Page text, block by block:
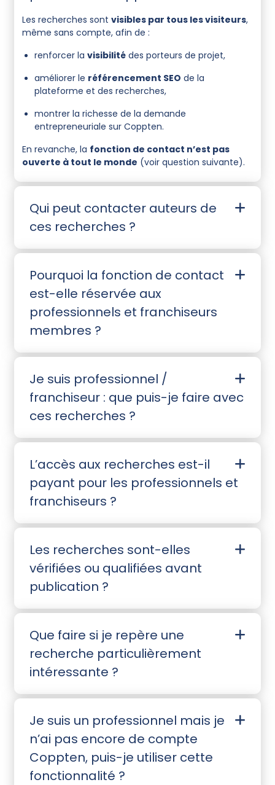
Les recherches sont visibles par tous les visiteurs,
même sans compte, afin de :
renforcer la visibilité des porteurs de projet,
améliorer le référencement SEO de la
plateforme et des recherches,
montrer la richesse de la demande
entrepreneuriale sur Coppten.
En revanche, la fonction de contact n’est pas
ouverte à tout le monde (voir question suivante).
Qui peut contacter auteurs de
ces recherches ?
Pourquoi la fonction de contact
est-elle réservée aux
professionnels et franchiseurs
membres ?
Je suis professionnel /
franchiseur : que puis-je faire avec
ces recherches ?
L’accès aux recherches est-il
payant pour les professionnels et
franchiseurs ?
Les recherches sont-elles
vérifiées ou qualifiées avant
publication ?
Que faire si je repère une
recherche particulièrement
intéressante ?
Je suis un professionnel mais je
n’ai pas encore de compte
Coppten, puis-je utiliser cette
fonctionnalité ?